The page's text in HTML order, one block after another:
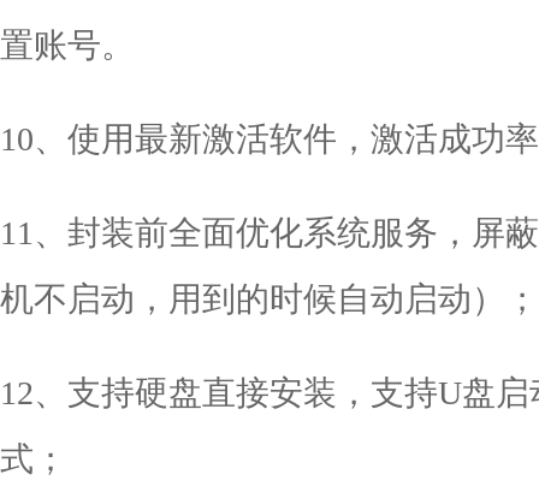
置账号。
10、使用最新激活软件，激活成功
11、封装前全面优化系统服务，屏
机不启动，用到的时候自动启动）；
12、支持硬盘直接安装，支持U盘
式；